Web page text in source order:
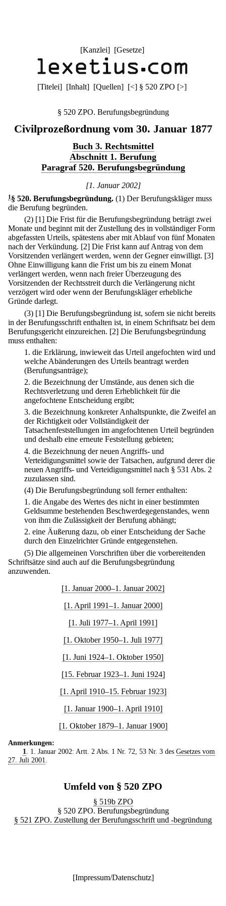
[Kanzlei] [Gesetze]
[Titelei] [Inhalt] [Quellen] [<] § 520 ZPO [>]
§ 520 ZPO. Berufungsbegründung
Civilprozeßordnung vom 30. Januar 1877
Buch 3. Rechtsmittel
Abschnitt 1. Berufung
Paragraf 520. Berufungsbegründung
[1. Januar 2002]
1 § 520. Berufungsbegründung. (1) Der Berufungskläger muss
die Berufung begründen.
(2) [1] Die Frist für die Berufungsbegründung beträgt zwei
Monate und beginnt mit der Zustellung des in vollständiger Form
abgefassten Urteils, spätestens aber mit Ablauf von fünf Monaten
nach der Verkündung. [2] Die Frist kann auf Antrag von dem
Vorsitzenden verlängert werden, wenn der Gegner einwilligt. [3]
Ohne Einwilligung kann die Frist um bis zu einem Monat
verlängert werden, wenn nach freier Überzeugung des
Vorsitzenden der Rechtsstreit durch die Verlängerung nicht
verzögert wird oder wenn der Berufungskläger erhebliche
Gründe darlegt.
(3) [1] Die Berufungsbegründung ist, sofern sie nicht bereits
in der Berufungsschrift enthalten ist, in einem Schriftsatz bei dem
Berufungsgericht einzureichen. [2] Die Berufungsbegründung
muss enthalten:
1. die Erklärung, inwieweit das Urteil angefochten wird und
welche Abänderungen des Urteils beantragt werden
(Berufungsanträge);
2. die Bezeichnung der Umstände, aus denen sich die
Rechtsverletzung und deren Erheblichkeit für die
angefochtene Entscheidung ergibt;
3. die Bezeichnung konkreter Anhaltspunkte, die Zweifel an
der Richtigkeit oder Vollständigkeit der
Tatsachenfeststellungen im angefochtenen Urteil begründen
und deshalb eine erneute Feststellung gebieten;
4. die Bezeichnung der neuen Angriffs- und
Verteidigungsmittel sowie der Tatsachen, aufgrund derer die
neuen Angriffs- und Verteidigungsmittel nach § 531 Abs. 2
zuzulassen sind.
(4) Die Berufungsbegründung soll ferner enthalten:
1. die Angabe des Wertes des nicht in einer bestimmten
Geldsumme bestehenden Beschwerdegegenstandes, wenn
von ihm die Zulässigkeit der Berufung abhängt;
2. eine Äußerung dazu, ob einer Entscheidung der Sache
durch den Einzelrichter Gründe entgegenstehen.
(5) Die allgemeinen Vorschriften über die vorbereitenden
Schriftsätze sind auch auf die Berufungsbegründung
anzuwenden.
[1. Januar 2000–1. Januar 2002]
[1. April 1991–1. Januar 2000]
[1. Juli 1977–1. April 1991]
[1. Oktober 1950–1. Juli 1977]
[1. Juni 1924–1. Oktober 1950]
[15. Februar 1923–1. Juni 1924]
[1. April 1910–15. Februar 1923]
[1. Januar 1900–1. April 1910]
[1. Oktober 1879–1. Januar 1900]
Anmerkungen:
1
. 1. Januar 2002: Artt. 2 Abs. 1 Nr. 72, 53 Nr. 3 des Gesetzes vom
27. Juli 2001
Umfeld von § 520 ZPO
§ 519b ZPO
§ 520 ZPO. Berufungsbegründung
§ 521 ZPO. Zustellung der Berufungsschrift und -begründung
[Impressum/Datenschutz]